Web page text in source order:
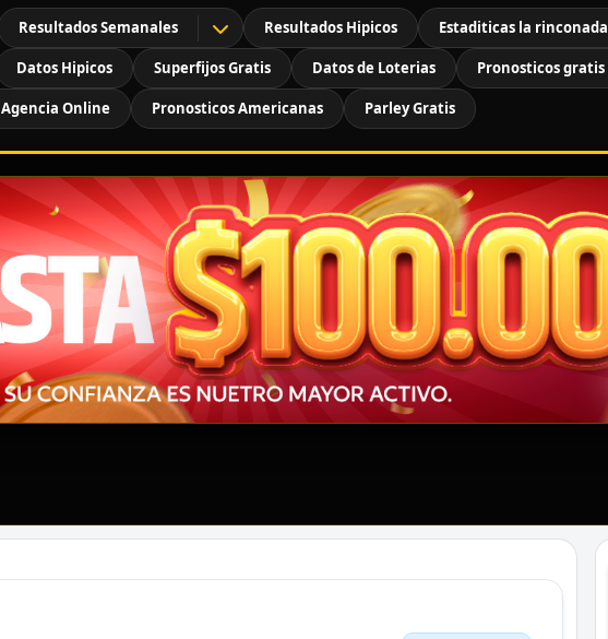
Resultados Semanales Resultados Hipicos Estaditicas la rinconada
Datos Hipicos Superfijos Gratis Datos de Loterias Pronosticos gratis
Agencia Online Pronosticos Americanas Parley Gratis